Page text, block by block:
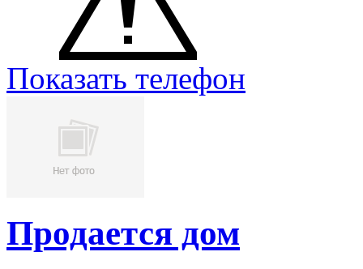
Показать телефон
Продается дом